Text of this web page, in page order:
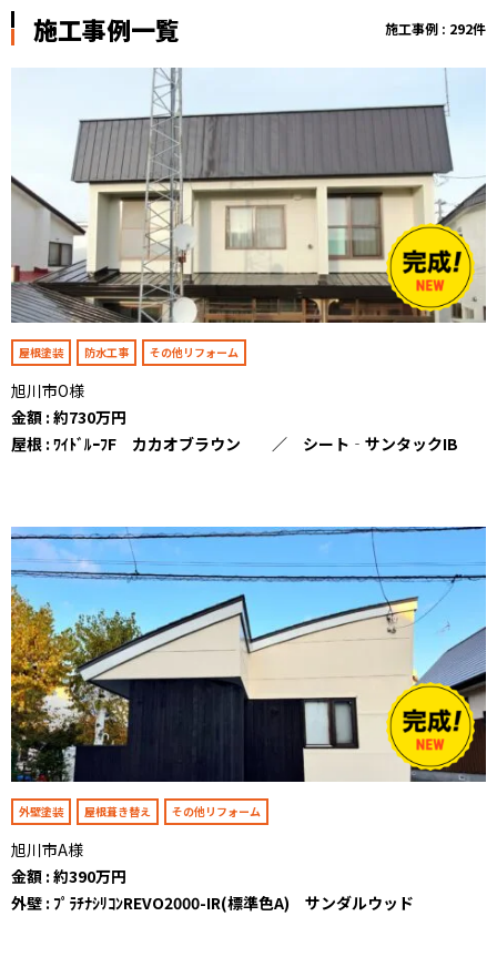
施工事例一覧 施工事例 : 292件
屋根塗装 防水工事 その他リフォーム
旭川市O様
金額 : 約730万円
屋根 : ﾜｲﾄﾞﾙｰﾌF カカオブラウン ／ シート‐サンタックIB
外壁塗装 屋根葺き替え その他リフォーム
旭川市A様
金額 : 約390万円
外壁 : ﾌﾟﾗﾁﾅｼﾘｺﾝREVO2000-IR(標準色A) サンダルウッド